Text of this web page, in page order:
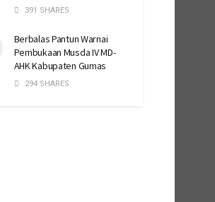
391 SHARES
Berbalas Pantun Warnai
Pembukaan Musda IV MD-
AHK Kabupaten Gumas
294 SHARES